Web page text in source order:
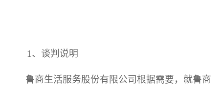
1 、 谈判 说明
鲁商生活服务股份有限公司根据需要，就鲁商